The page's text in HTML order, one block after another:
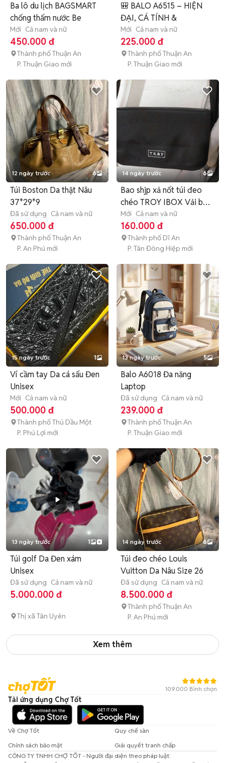
Ba lô du lịch BAGSMART
chống thấm nước Be
Mới Cả nam và nữ
450.000 đ
Thành phố Thuận An
P. Thuận Giao mới
🎒 BALO A6515 – HIỆN
ĐẠI, CÁ TÍNH &
Mới Cả nam và nữ
225.000 đ
Thành phố Thuận An
P. Thuận Giao mới
12 ngày trước 6
Túi Boston Da thật Nâu
37*29*9
Đã sử dụng Cả nam và nữ
650.000 đ
Thành phố Thuận An
P. An Phú mới
14 ngày trước 6
Bao shjp xả nốt túi đeo
chéo TROY IBOX Vải bố
Đen
Mới Cả nam và nữ
160.000 đ
Thành phố Dĩ An
P. Tân Đông Hiệp mới
15 ngày trước 1
Ví cầm tay Da cá sấu Đen
Unisex
Mới Cả nam và nữ
500.000 đ
Thành phố Thủ Dầu Một
P. Phú Lợi mới
13 ngày trước 5
Balo A6018 Đa năng
Laptop
Đã sử dụng Cả nam và nữ
239.000 đ
Thành phố Thuận An
P. Thuận Giao mới
13 ngày trước 1
Túi golf Da Đen xám
Unisex
Đã sử dụng Cả nam và nữ
5.000.000 đ
Thị xã Tân Uyên
14 ngày trước 6
Túi đeo chéo Louis
Vuitton Da Nâu Size 26
Đã sử dụng Cả nam và nữ
8.500.000 đ
Thành phố Thuận An
P. An Phú mới
Xem thêm
109.000 Bình chọn
Tải ứng dụng Chợ Tốt
Về Chợ Tốt
Quy chế sàn
Chính sách bảo mật
Giải quyết tranh chấp
CÔNG TY TNHH CHỢ TỐT - Người đại diện theo pháp luật: